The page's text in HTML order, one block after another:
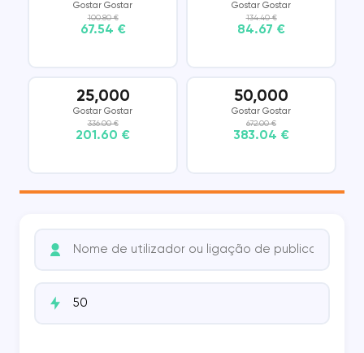
Gostar Gostar
100.80 €
67.54 €
Gostar Gostar
134.40 €
84.67 €
25,000
Gostar Gostar
336.00 €
201.60 €
50,000
Gostar Gostar
672.00 €
383.04 €